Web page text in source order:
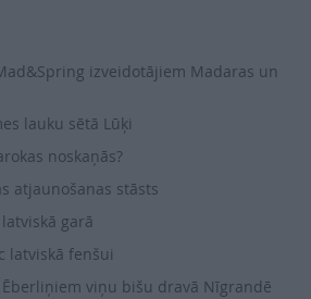
izveidotājiem Madaras un
lauku sētā Lūķi
noskaņās?
atjaunošanas stāsts
garā
latviskā fenšui
viņu bišu dravā Nīgrandē